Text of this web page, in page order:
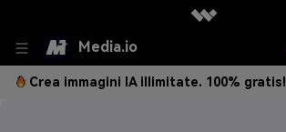
Media.io
Crea immagini IA illimitate. 100% gratis!